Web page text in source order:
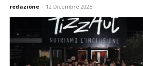
redazione - 12 Dicembre 2025